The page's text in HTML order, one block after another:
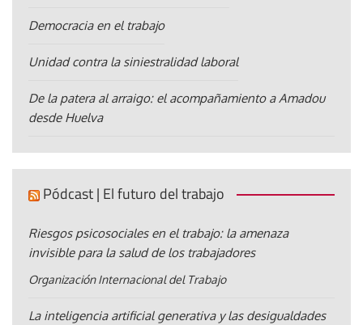
Democracia en el trabajo
Unidad contra la siniestralidad laboral
De la patera al arraigo: el acompañamiento a Amadou
desde Huelva
Pódcast | El futuro del trabajo
Riesgos psicosociales en el trabajo: la amenaza
invisible para la salud de los trabajadores
Organización Internacional del Trabajo
La inteligencia artificial generativa y las desigualdades